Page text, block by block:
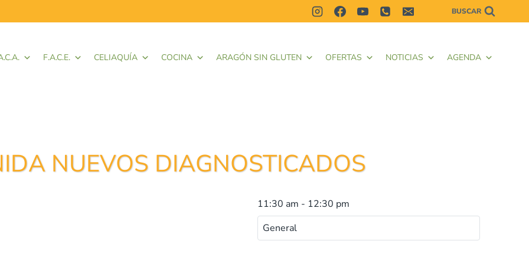
BUSCAR
F.A.C.E. CELIAQUÍA COCINA ARAGÓN SIN GLUTEN OFERTAS NOTICIAS AGENDA
NUEVOS DIAGNOSTICADOS
11:30 am - 12:30 pm
General